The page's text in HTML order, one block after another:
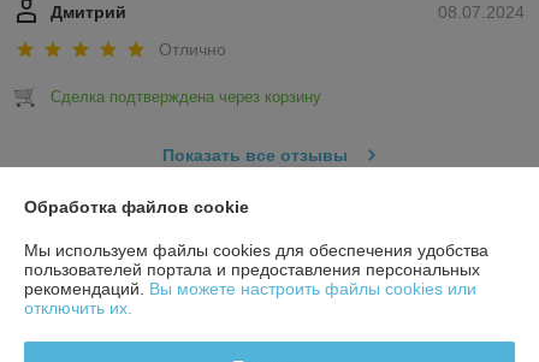
08.07.2024
Дмитрий
Отлично
Сделка подтверждена через корзину
Показать все отзывы
Контакты
Доставка и оплата
Обработка файлов cookie
Мы используем файлы cookies для обеспечения удобства
пользователей портала и предоставления персональных
рекомендаций. Вы можете настроить файлы cookies или
отключить их.